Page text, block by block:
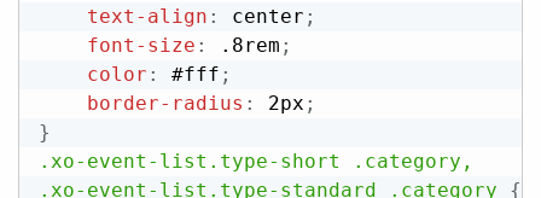
text-align : center ;
font-size : .8rem ;
color : #fff ;
border-radius : 2px ;
}
.xo-event-list.type-short .category,
.xo-event-list.type-standard .category
{